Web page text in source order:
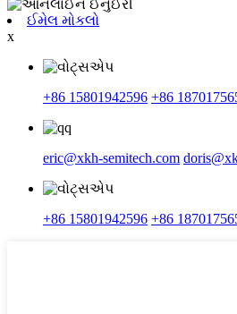
ઈમેલ મોકલો
x
+86 15801942596 +86
eric@xkh-semitech.com
+86 15801942596 +86